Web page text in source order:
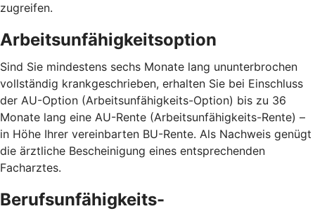
zugreifen.
Arbeitsunfähigkeitsoption
Sind Sie mindestens sechs Monate lang ununterbrochen
vollständig krankgeschrieben, erhalten Sie bei Einschluss
der AU-Option (Arbeitsunfähigkeits-Option) bis zu 36
Monate lang eine AU-Rente (Arbeitsunfähigkeits-Rente) –
in Höhe Ihrer vereinbarten BU-Rente. Als Nachweis genügt
die ärztliche Bescheinigung eines entsprechenden
Facharztes.
Berufsunfähigkeits-